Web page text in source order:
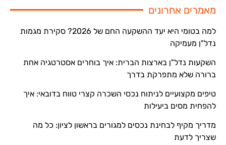
מאמרים אחרונים
למה בטומי היא יעד ההשקעה החם של 2026? סקירת מגמות
נדל"ן מעמיקה
השקעות נדל"ן בארצות הברית: איך בוחרים אסטרטגיה אחת
ברורה שלא מתפרקת בדרך
טיפים מקצועיים לניתוח נכסי השכרה קצרי טווח בדובאי: איך
להפחית מסים ביעילות
מדריך מקיף לבחינת נכסים למגורים בראשון לציון: כל מה
שצריך לדעת